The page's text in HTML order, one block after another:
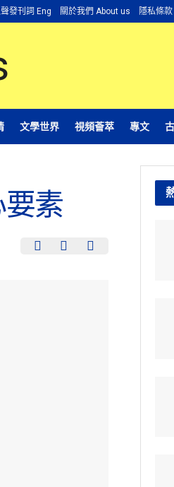
發刊詞 Eng 關於我們 About us 隱私條
文學世界 視頻薈萃 專文
素